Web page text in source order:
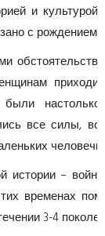
и
с рождением
все силы,
истории –
временах
3-4